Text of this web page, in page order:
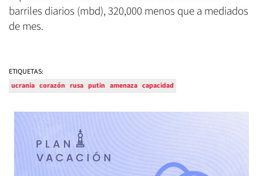
barriles diarios (mbd), 320,000 menos que a mediados
de mes.
ETIQUETAS:
ucrania corazón rusa putin amenaza capacidad